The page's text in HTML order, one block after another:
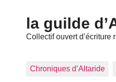
la guilde
Collectif ouvert d’écriture
Chroniques d’Altaride